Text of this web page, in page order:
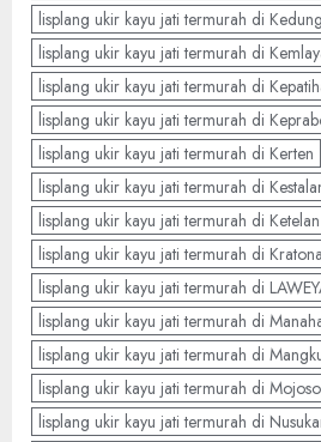
lisplang ukir kayu jati termurah di
lisplang ukir kayu jati termurah di
lisplang ukir kayu jati termurah di
lisplang ukir kayu jati termurah di
lisplang ukir kayu jati termurah di Kerten
lisplang ukir kayu jati termurah di
lisplang ukir kayu jati termurah di Ketelan
lisplang ukir kayu jati termurah di
lisplang ukir kayu jati termurah di
lisplang ukir kayu jati termurah di
lisplang ukir kayu jati termurah di
lisplang ukir kayu jati termurah di
lisplang ukir kayu jati termurah di